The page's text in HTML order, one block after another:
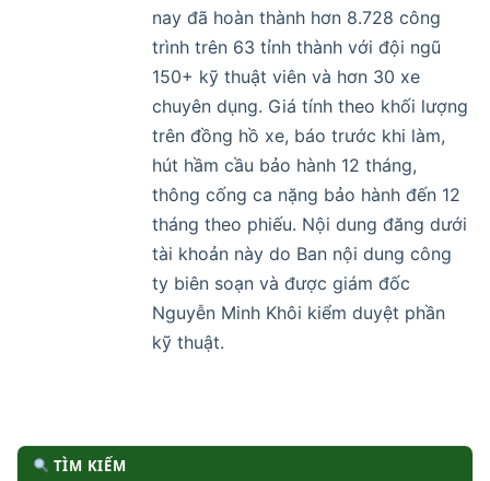
nay đã hoàn thành hơn 8.728 công
trình trên 63 tỉnh thành với đội ngũ
150+ kỹ thuật viên và hơn 30 xe
chuyên dụng. Giá tính theo khối lượng
trên đồng hồ xe, báo trước khi làm,
hút hầm cầu bảo hành 12 tháng,
thông cống ca nặng bảo hành đến 12
tháng theo phiếu. Nội dung đăng dưới
tài khoản này do Ban nội dung công
ty biên soạn và được giám đốc
Nguyễn Minh Khôi kiểm duyệt phần
kỹ thuật.
TÌM KIẾM